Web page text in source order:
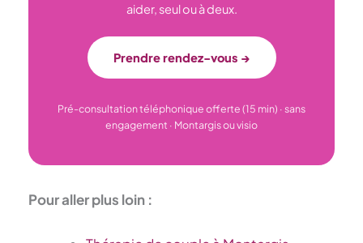
aider, seul ou à deux.
Prendre rendez-vous →
Pré-consultation téléphonique offerte (15 min) · sans
engagement · Montargis ou visio
Pour aller plus loin :